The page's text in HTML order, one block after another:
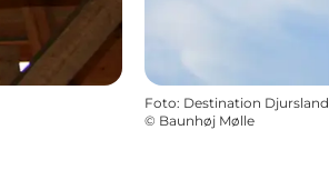
Foto: Destination Djursland
© Baunhøj Mølle